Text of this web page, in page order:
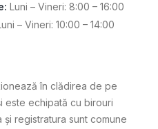
Luni – Vineri: 8:00 – 16:00
– Vineri: 10:00 – 14:00
în clădirea de pe
este echipată cu birouri
registratura sunt comune